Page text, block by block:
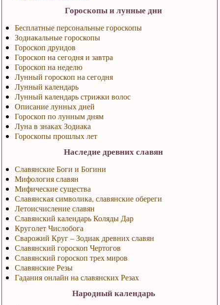
Гороскопы и лунные дни
Бесплатные персональные гороскопы
Зодиакальные гороскопы
Гороскоп друидов
Гороскоп на сегодня и завтра
Гороскоп на неделю
Лунный гороскоп на сегодня
Лунный календарь
Лунный календарь стрижки волос
Описание лунных дней
Гороскоп по лунным дням
Луна в знаках Зодиака
Гороскопы прошлых лет
Наследие древних славян
Славянские Боги и Богини
Мифология славян
Мифические существа
Славянская символика, славянские обереги
Летоисчисление славян
Славянский календарь Коляды Дар
Круголет Числобога
Сварожий Круг – Зодиак древних славян
Славянский гороскоп Чертогов
Славянский гороскоп трех миров
Славянские Резы
Гадания онлайн на славянских Резах
Народный календарь